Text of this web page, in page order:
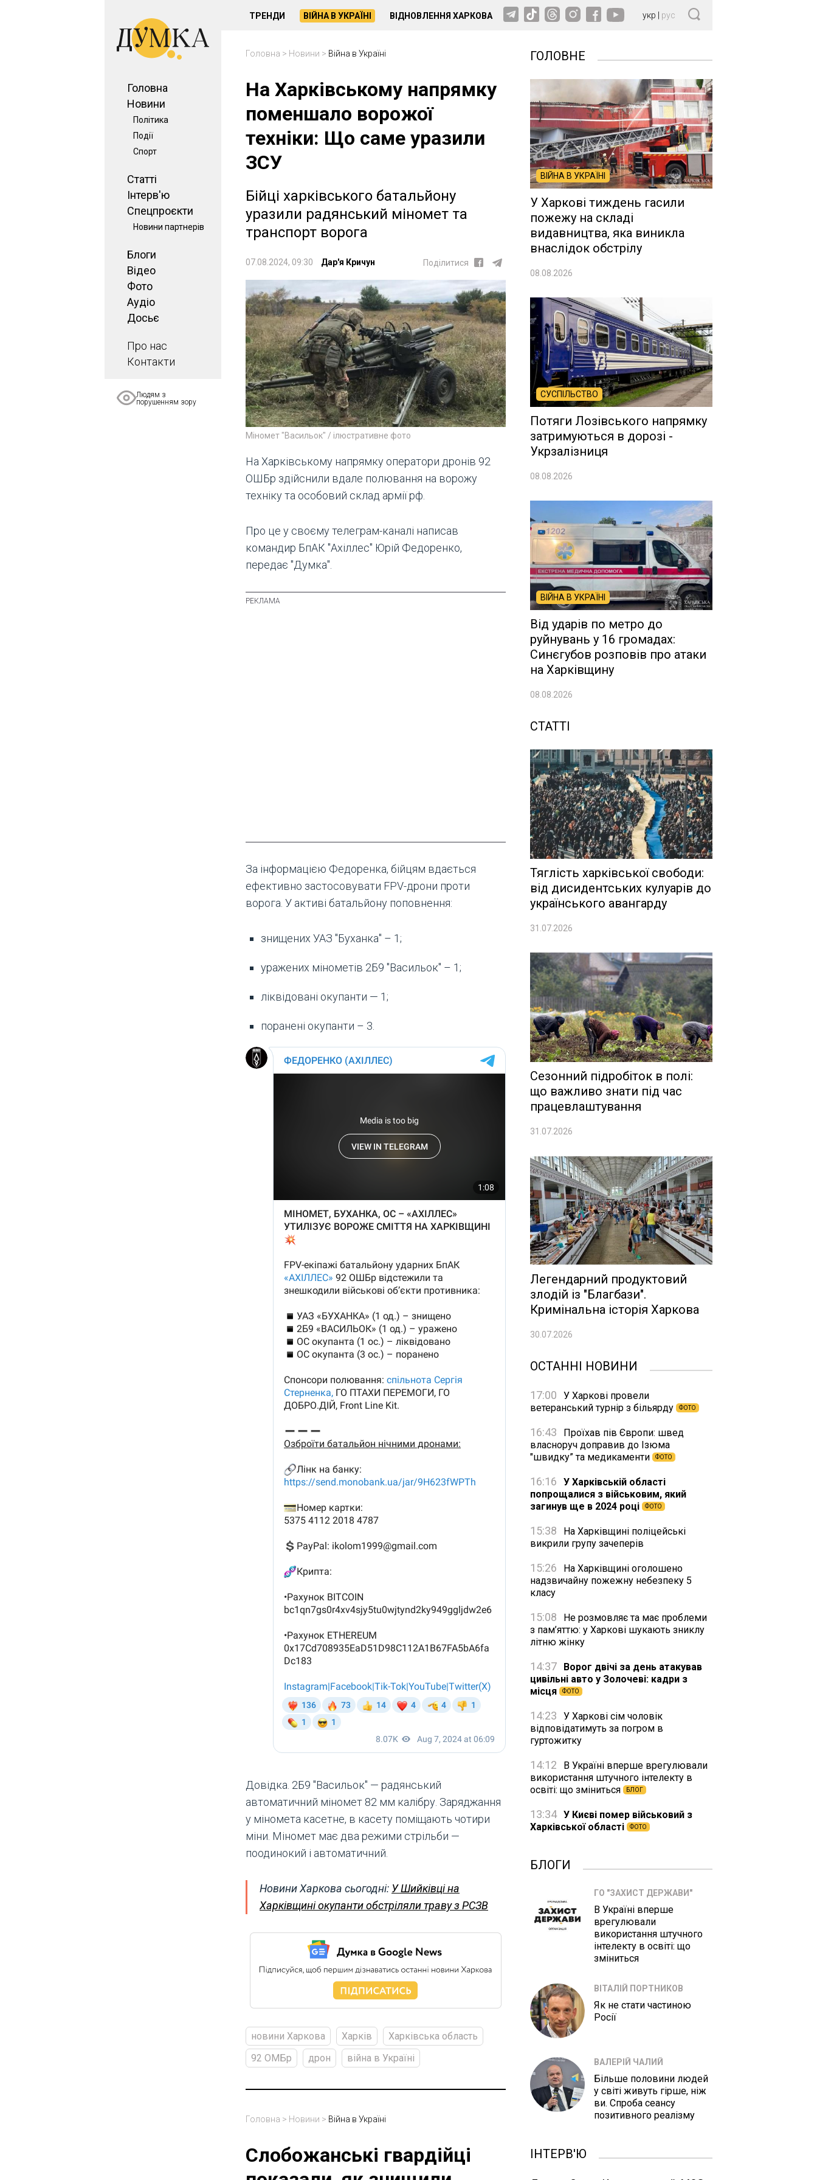
Головна
Новини
Політика
Події
Спорт
Статті
Інтерв'ю
Спецпроєкти
Новини партнерів
Блоги
Відео
Фото
Аудіо
Досьє
Про нас
Контакти
Людям з
порушенням зору
ТРЕНДИ ВІЙНА В УКРАЇНІ ВІДНОВЛЕННЯ ХАРКОВА укр рус
Головна > Новини > Війна в Україні
На Харківському напрямку
поменшало ворожої
техніки: Що саме уразили
ЗСУ
Бійці харківського батальйону
уразили радянський міномет та
транспорт ворога
07.08.2024, 09:30 Дар'я Кричун Поділитися
Міномет "Васильок" / ілюстративне фото
На Харківському напрямку оператори дронів 92
ОШБр здійснили вдале полювання на ворожу
техніку та особовий склад армії рф.
Про це у своєму телеграм-каналі написав
командир БпАК "Ахіллес" Юрій Федоренко,
передає "Думка".
За інформацією Федоренка, бійцям вдається
ефективно застосовувати FPV-дрони проти
ворога. У активі батальйону поповнення:
знищених УАЗ "Буханка" – 1;
уражених мінометів 2Б9 "Васильок" – 1;
ліквідовані окупанти — 1;
поранені окупанти – 3.
Довідка. 2Б9 "Васильок" — радянський
автоматичний міномет 82 мм калібру. Заряджання
у міномета касетне, в касету поміщають чотири
міни. Міномет має два режими стрільби —
поодинокий і автоматичний.
Новини Харкова сьогодні: У Шийківці на
Харківщині окупанти обстріляли траву з РСЗВ
новини Харкова Харків
Харківська область
92 ОМБр
дрон війна в Україні
Головна > Новини > Війна в Україні
Слобожанські гвардійці
ГОЛОВНЕ
ВІЙНА В УКРАЇНІ
У Харкові тиждень гасили
пожежу на складі
видавництва, яка виникла
внаслідок обстрілу
08.08.2026
СУСПІЛЬСТВО
Потяги Лозівського напрямку
затримуються в дорозі -
Укрзалізниця
08.08.2026
ВІЙНА В УКРАЇНІ
Від ударів по метро до
руйнувань у 16 громадах:
Синєгубов розповів про атаки
на Харківщину
08.08.2026
СТАТТІ
Тяглість харківської свободи:
від дисидентських кулуарів до
українського авангарду
31.07.2026
Сезонний підробіток в полі:
що важливо знати під час
працевлаштування
31.07.2026
Легендарний продуктовий
злодій із "Благбази".
Кримінальна історія Харкова
30.07.2026
ОСТАННІ НОВИНИ
17:00
У Харкові провели
ветеранський турнір з більярду
ФОТО
16:43
Проїхав пів Європи: швед
власноруч доправив до Ізюма
"швидку” та медикаменти
ФОТО
16:16
У Харківській області
попрощалися з військовим, який
загинув ще в 2024 році
ФОТО
15:38
На Харківщині поліцейські
викрили групу зачеперів
15:26
На Харківщині оголошено
надзвичайну пожежну небезпеку 5
класу
15:08
Не розмовляє та має проблеми
з пам’яттю: у Харкові шукають зниклу
літню жінку
14:37
Ворог двічі за день атакував
цивільні авто у Золочеві: кадри з
місця
ФОТО
14:23
У Харкові сім чоловік
відповідатимуть за погром в
гуртожитку
14:12
В Україні вперше врегулювали
використання штучного інтелекту в
освіті: що зміниться
БЛОГ
13:34 У Києві помер військовий з
Харківської області
ФОТО
БЛОГИ
ГО "ЗАХИСТ ДЕРЖАВИ"
В Україні вперше
врегулювали
використання штучного
інтелекту в освіті: що
зміниться
ВІТАЛІЙ ПОРТНИКОВ
Як не стати частиною
Росії
ВАЛЕРІЙ ЧАЛИЙ
Більше половини людей
у світі живуть гірше, ніж
ви. Спроба сеансу
позитивного реалізму
ІНТЕРВ'Ю